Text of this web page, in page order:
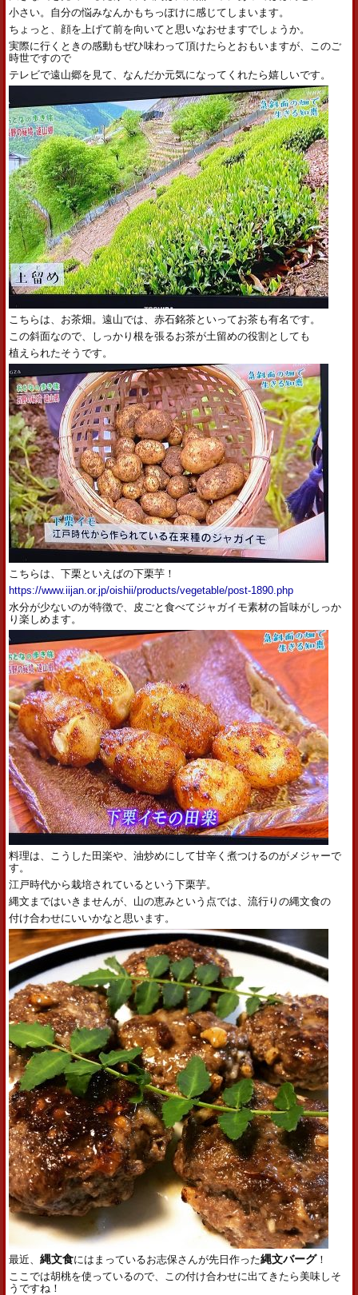
小さい。自分の悩みなんかもちっぽけに感じてしまいます。
ちょっと、顔を上げて前を向いてと思いなおせますでしょうか。
実際に行くときの感動もぜひ味わって頂けたらとおもいますが、このご
時世ですので
テレビで遠山郷を見て、なんだか元気になってくれたら嬉しいです。
こちらは、お茶畑。遠山では、赤石銘茶といってお茶も有名です。
この斜面なので、しっかり根を張るお茶が土留めの役割としても
植えられたそうです。
こちらは、下栗といえばの下栗芋！
https://www.iijan.or.jp/oishii/products/vegetable/post-1890.php
水分が少ないのが特徴で、皮ごと食べてジャガイモ素材の旨味がしっか
り楽しめます。
料理は、こうした田楽や、油炒めにして甘辛く煮つけるのがメジャーで
す。
江戸時代から栽培されているという下栗芋。
縄文まではいきませんが、山の恵みという点では、流行りの縄文食の
付け合わせにいいかなと思います。
最近、縄文食にはまっているお志保さんが先日作った縄文バーグ！
ここでは胡桃を使っているので、この付け合わせに出てきたら美味しそ
うですね！